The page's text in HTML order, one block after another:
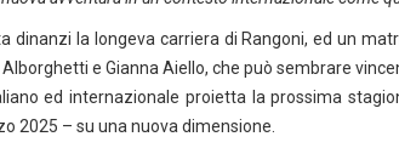
dinanzi la longeva carriera di Rangoni, ed un
e Gianna Aiello, che può sembrare
ed internazionale proietta la prossima
2025 – su una nuova dimensione.